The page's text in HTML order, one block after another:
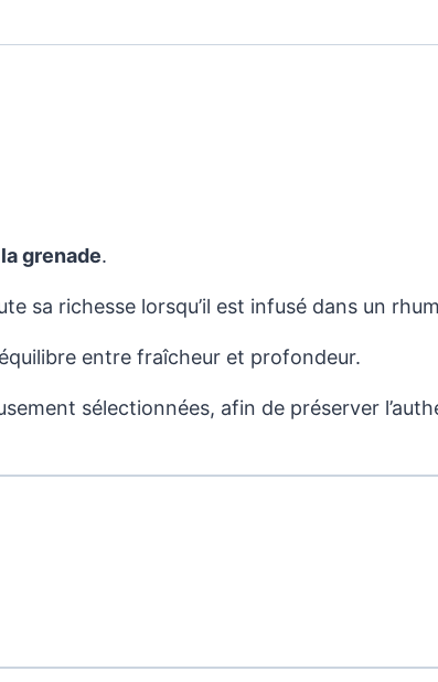
la
grenade.
sa richesse lorsqu’il est infusé dans un
entre fraîcheur et profondeur.
sélectionnées, afin de préserver